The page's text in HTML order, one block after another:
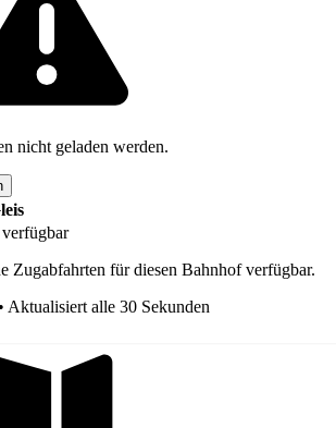
nicht geladen werden.
Zugabfahrten für diesen Bahnhof verfügbar.
Aktualisiert alle 30 Sekunden